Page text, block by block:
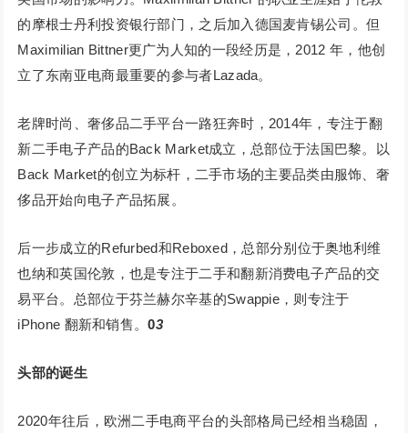
的摩根士丹利投资银行部门，之后加入德国麦肯锡公司。但
Maximilian Bittner更广为人知的一段经历是，2012 年，他创
立了东南亚电商最重要的参与者Lazada。
老牌时尚、奢侈品二手平台一路狂奔时，2014年，专注于翻
新二手电子产品的Back Market成立，总部位于法国巴黎。以
Back Market的创立为标杆，二手市场的主要品类由服饰、奢
侈品开始向电子产品拓展。
后一步成立的Refurbed和Reboxed，总部分别位于奥地利维
也纳和英国伦敦，也是专注于二手和翻新消费电子产品的交
易平台。总部位于芬兰赫尔辛基的Swappie，则专注于
iPhone 翻新和销售。03
头部的诞生
2020年往后，欧洲二手电商平台的头部格局已经相当稳固，